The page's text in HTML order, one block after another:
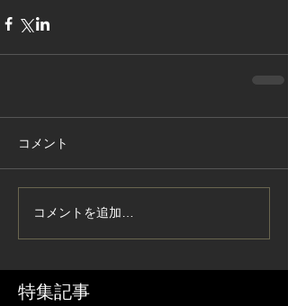
コメント
コメントを追加…
特集記事